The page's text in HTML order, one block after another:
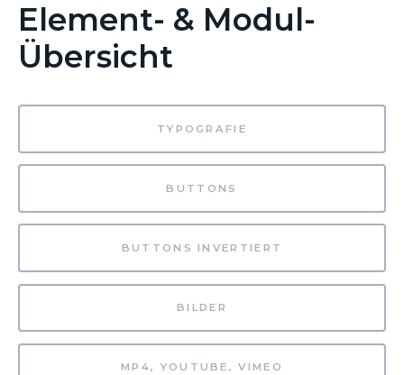
Element- & Modul-
Übersicht
TYPOGRAFIE
BUTTONS
BUTTONS INVERTIERT
BILDER
MP4, YOUTUBE, VIMEO